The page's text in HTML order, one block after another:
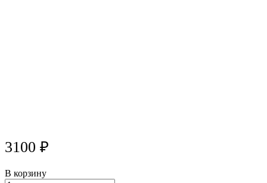
3100 ₽
В корзину